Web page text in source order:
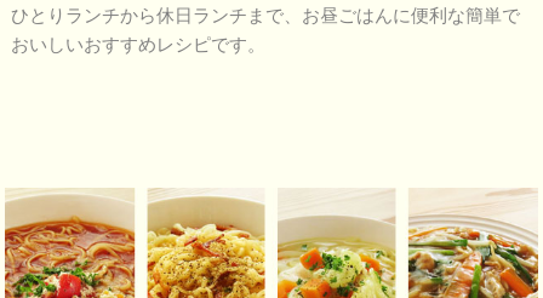
ひとりランチから休日ランチまで、お昼ごはんに便利な簡単で
おいしいおすすめレシピです。